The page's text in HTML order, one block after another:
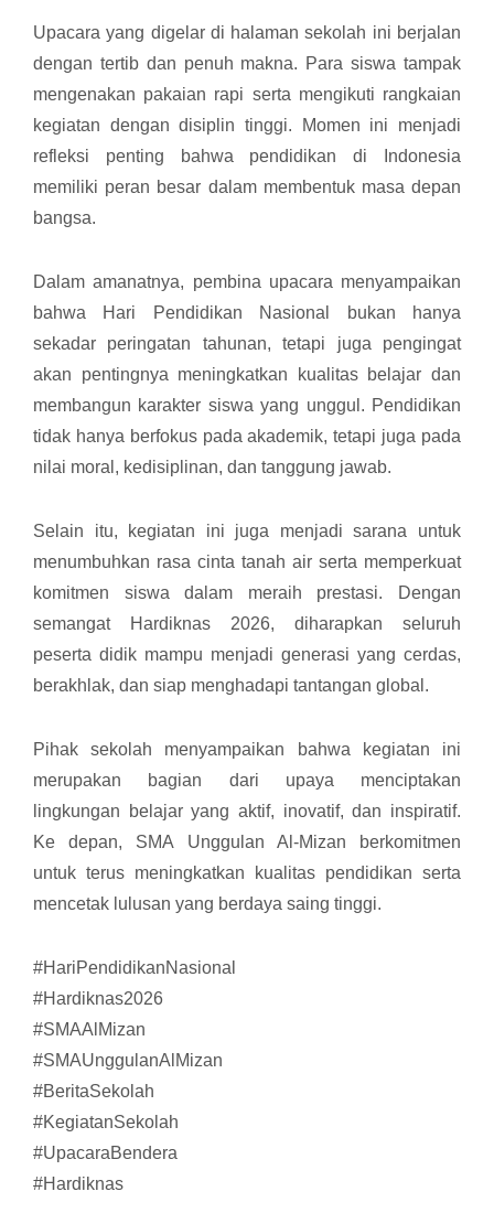
Upacara yang digelar di halaman sekolah ini berjalan
dengan tertib dan penuh makna. Para siswa tampak
mengenakan pakaian rapi serta mengikuti rangkaian
kegiatan dengan disiplin tinggi. Momen ini menjadi
refleksi penting bahwa pendidikan di Indonesia
memiliki peran besar dalam membentuk masa depan
bangsa.
Dalam amanatnya, pembina upacara menyampaikan
bahwa Hari Pendidikan Nasional bukan hanya
sekadar peringatan tahunan, tetapi juga pengingat
akan pentingnya meningkatkan kualitas belajar dan
membangun karakter siswa yang unggul. Pendidikan
tidak hanya berfokus pada akademik, tetapi juga pada
nilai moral, kedisiplinan, dan tanggung jawab.
Selain itu, kegiatan ini juga menjadi sarana untuk
menumbuhkan rasa cinta tanah air serta memperkuat
komitmen siswa dalam meraih prestasi. Dengan
semangat Hardiknas 2026, diharapkan seluruh
peserta didik mampu menjadi generasi yang cerdas,
berakhlak, dan siap menghadapi tantangan global.
Pihak sekolah menyampaikan bahwa kegiatan ini
merupakan bagian dari upaya menciptakan
lingkungan belajar yang aktif, inovatif, dan inspiratif.
Ke depan, SMA Unggulan Al-Mizan berkomitmen
untuk terus meningkatkan kualitas pendidikan serta
mencetak lulusan yang berdaya saing tinggi.
#HariPendidikanNasional
#Hardiknas2026
#SMAAlMizan
#SMAUnggulanAlMizan
#BeritaSekolah
#KegiatanSekolah
#UpacaraBendera
#Hardiknas